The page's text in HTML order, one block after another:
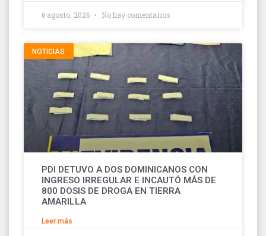
6 agosto, 2026 No hay comentarios
NOTICIAS
PDI DETUVO A DOS DOMINICANOS CON
INGRESO IRREGULAR E INCAUTÓ MÁS DE
800 DOSIS DE DROGA EN TIERRA
AMARILLA
Leer más